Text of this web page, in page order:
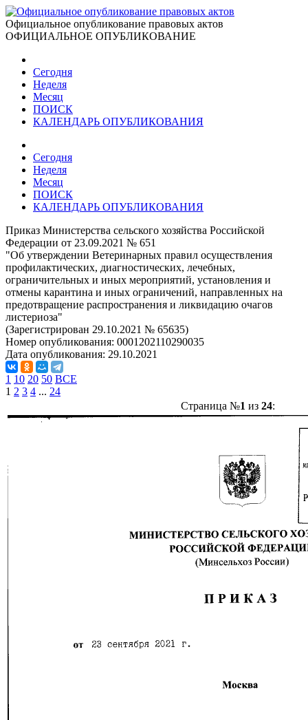
Официальное опубликование правовых актов
ОФИЦИАЛЬНОЕ ОПУБЛИКОВАНИЕ
Сегодня
Неделя
Месяц
ПОИСК
КАЛЕНДАРЬ ОПУБЛИКОВАНИЯ
Сегодня
Неделя
Месяц
ПОИСК
КАЛЕНДАРЬ ОПУБЛИКОВАНИЯ
Приказ Министерства сельского хозяйства Российской
Федерации от 23.09.2021 № 651
"Об утверждении Ветеринарных правил осуществления
профилактических, диагностических, лечебных,
ограничительных и иных мероприятий, установления и
отмены карантина и иных ограничений, направленных на
предотвращение распространения и ликвидацию очагов
листериоза"
(Зарегистрирован 29.10.2021 № 65635)
Номер опубликования: 0001202110290035
Дата опубликования: 29.10.2021
1 10 20 50 ВСЕ
1 2 3 4 ... 24
Страница №1 из 24: